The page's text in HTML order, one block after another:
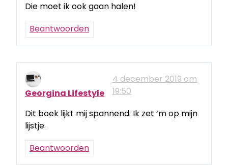
Die moet ik ook gaan halen!
Beantwoorden
Georgina Lifestyle
4 december 2019 om
19:50
Dit boek lijkt mij spannend. Ik zet ‘m op mijn
lijstje.
Beantwoorden